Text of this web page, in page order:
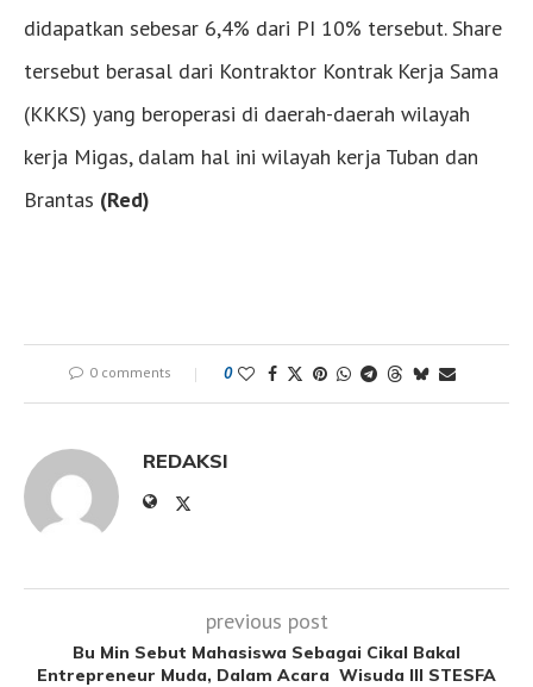
didapatkan sebesar 6,4% dari PI 10% tersebut. Share
tersebut berasal dari Kontraktor Kontrak Kerja Sama
(KKKS) yang beroperasi di daerah-daerah wilayah
kerja Migas, dalam hal ini wilayah kerja Tuban dan
Brantas (Red)
0 comments 0
REDAKSI
previous post
Bu Min Sebut Mahasiswa Sebagai Cikal Bakal
Entrepreneur Muda, Dalam Acara Wisuda III STESFA